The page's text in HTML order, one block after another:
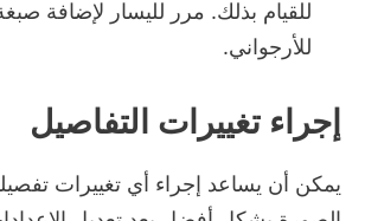
للقيام بذلك. مرر لليسار لإضافة
للأرجواني.
إجراء تغييرات التفاصيل
يمكن أن يساعد إجراء أي تغييرات